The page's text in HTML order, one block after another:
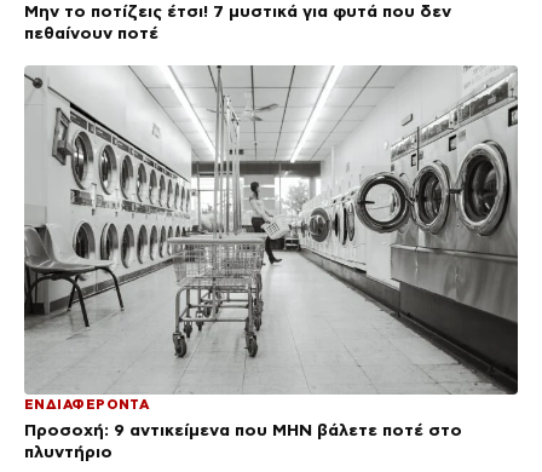
Μην το ποτίζεις έτσι! 7 μυστικά για φυτά που δεν
πεθαίνουν ποτέ
ΕΝΔΙΑΦΕΡΟΝΤΑ
Προσοχή: 9 αντικείμενα που ΜΗΝ βάλετε ποτέ στο
πλυντήριο